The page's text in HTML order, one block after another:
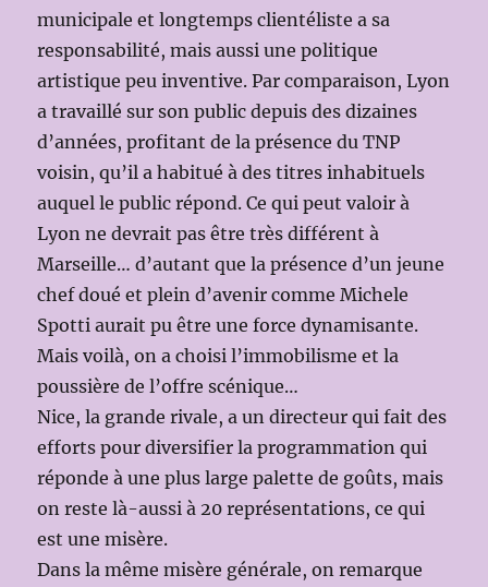
municipale et longtemps clientéliste a sa
responsabilité, mais aussi une politique
artistique peu inventive. Par comparaison, Lyon
a travaillé sur son public depuis des dizaines
d’années, profitant de la présence du TNP
voisin, qu’il a habitué à des titres inhabituels
auquel le public répond. Ce qui peut valoir à
Lyon ne devrait pas être très différent à
Marseille… d’autant que la présence d’un jeune
chef doué et plein d’avenir comme Michele
Spotti aurait pu être une force dynamisante.
Mais voilà, on a choisi l’immobilisme et la
poussière de l’offre scénique…
Nice, la grande rivale, a un directeur qui fait des
efforts pour diversifier la programmation qui
réponde à une plus large palette de goûts, mais
on reste là-aussi à 20 représentations, ce qui
est une misère.
Dans la même misère générale, on remarque